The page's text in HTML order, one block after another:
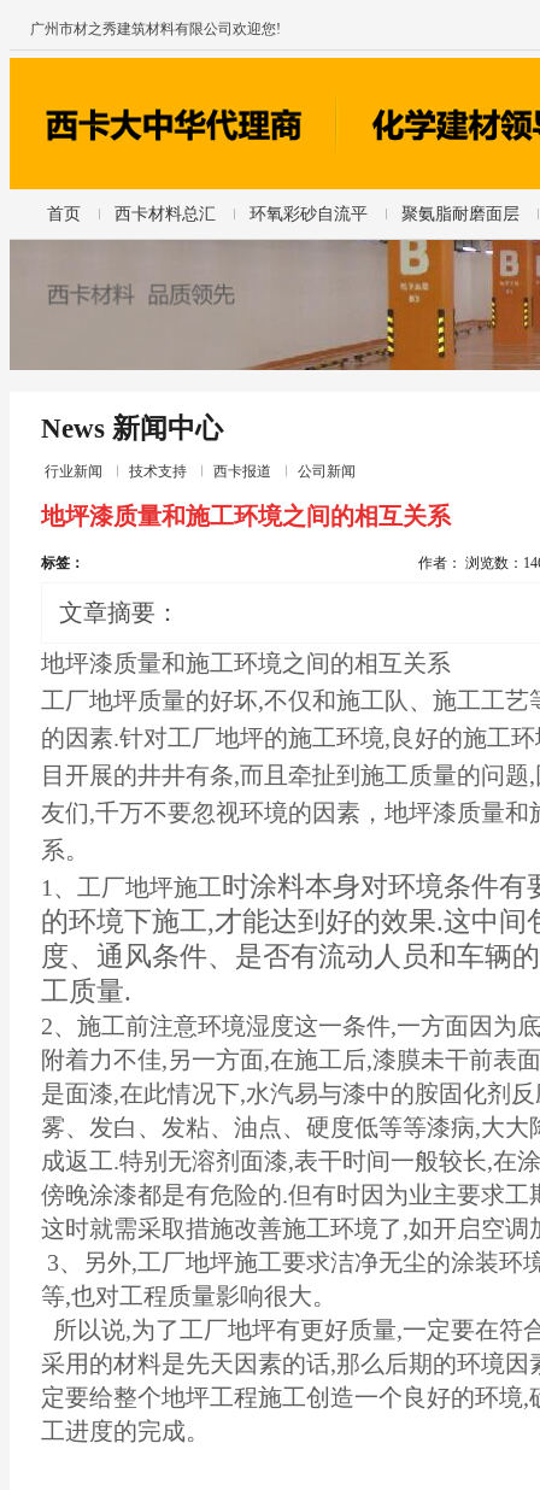
广州市材之秀建筑材料有限公司欢迎您!
首页 西卡材料总汇 环氧彩砂自流平 聚氨脂耐磨面层
News 新闻中心
行业新闻 技术支持 西卡报道 公司新闻
地坪漆质量和施工环境之间的相互关系
标签： 作者： 浏览数：
文章摘要：
地坪漆质量和施工环境之间的相互关系
工厂地坪质量的好坏,不仅和施工队、施工工
的因素.针对工厂地坪的施工环境,良好的施工
目开展的井井有条,而且牵扯到施工质量的问题
友们,千万不要忽视环境的因素，地坪漆质量和
系。
1、工厂地坪施工时涂料本身对环境条件有
的环境下施工,才能达到好的效果.这中间
度、通风条件、是否有流动人员和车辆
工质量.
2、施工前注意环境湿度这一条件,一方面因为
附着力不佳,另一方面,在施工后,漆膜未干前表
是面漆,在此情况下,水汽易与漆中的胺固化剂
雾、发白、发粘、油点、硬度低等等漆病,大
成返工.特别无溶剂面漆,表干时间一般较长,在
傍晚涂漆都是有危险的.但有时因为业主要求
这时就需采取措施改善施工环境了,如开启
3、另外,工厂地坪施工要求洁净无尘的涂装环
等,也对工程质量影响很大。
所以说,为了工厂地坪有更好质量,一定要在符
采用的材料是先天因素的话,那么后期的环境
定要给整个地坪工程施工创造一个良好的环境
工进度的完成。